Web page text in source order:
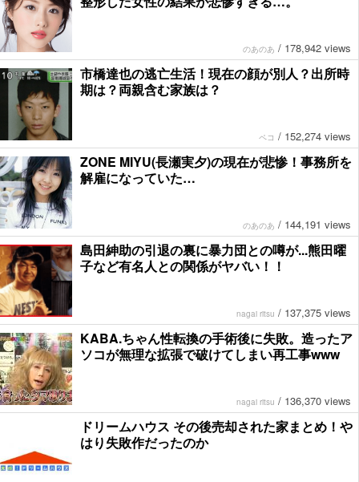
のあのあ / 178,942 views
市橋達也の逃亡生活！現在の顔が別人？出所時
期は？両親含む家族は？
ペコ / 152,274 views
ZONE MIYU(長瀬実夕)の現在が悲惨！事務所を
解雇になっていた…
のあのあ / 144,191 views
島田紳助の引退の裏に暴力団との噂が...熊田曜
子など有名人との関係がヤバい！！
nagai ritsu / 137,375 views
KABA.ちゃん性転換の手術後に失敗。造ったア
ソコが無理な拡張で破けてしまい再工事www
nagai ritsu / 136,370 views
ドリームハウス その後売却された家まとめ！や
はり失敗作だったのか